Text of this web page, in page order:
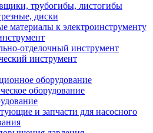
трубогибы, листогибы
диски
материалы к электроинструменту
отделочный инструмент
инструмент
оборудование
оборудование
и запчасти для насосного